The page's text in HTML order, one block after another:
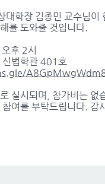
대학장 김종민 교수님
를 도와줄 것입니다.
후 2시
신법학관 401호
실시되며, 참가비는 없
여를 부탁드립니다. 감